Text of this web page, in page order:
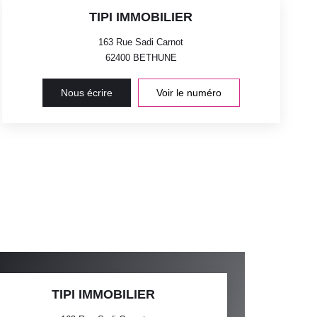
TIPI IMMOBILIER
163 Rue Sadi Carnot
62400 BETHUNE
Nous écrire Voir le numéro
TIPI IMMOBILIER